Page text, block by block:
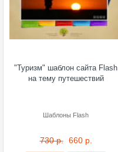
"Туризм" шаблон сайта Flash
на тему путешествий
Шаблоны Flash
730 р. 660 р.